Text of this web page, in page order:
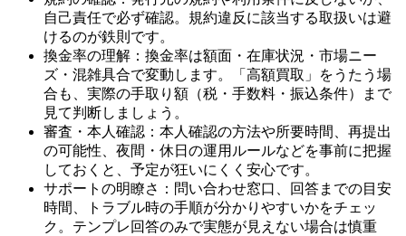
自己責任で必ず確認。規約違反に該当する取扱いは避
けるのが鉄則です。
換金率の理解：換金率は額面・在庫状況・市場ニー
ズ・混雑具合で変動します。「高額買取」をうたう場
合も、実際の手取り額（税・手数料・振込条件）まで
見て判断しましょう。
審査・本人確認：本人確認の方法や所要時間、再提出
の可能性、夜間・休日の運用ルールなどを事前に把握
しておくと、予定が狂いにくく安心です。
サポートの明瞭さ：問い合わせ窓口、回答までの目安
時間、トラブル時の手順が分かりやすいかをチェッ
ク。テンプレ回答のみで実態が見えない場合は慎重